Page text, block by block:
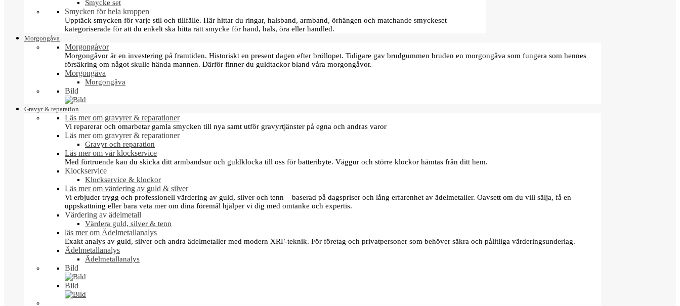
Smycke set
Smycken för hela kroppen
Upptäck smycken för varje stil och tillfälle. Här hittar du ringar, halsband, armband, örhängen och matchande smyckeset –
kategoriserade för att du enkelt ska hitta rätt smycke för hand, hals, öra eller handled.
Morgongåva
Morgongåvor
Morgongåvor är en investering på framtiden. Historiskt en present dagen efter bröllopet. Tidigare gav brudgummen bruden en morgongåva som fungera som hennes
försäkring om något skulle hända mannen. Därför finner du guldtackor bland våra morgongåvor.
Morgongåva
Morgongåva
Bild
Gravyr & reparation
Läs mer om gravyrer & reparationer
Vi reparerar och omarbetar gamla smycken till nya samt utför gravyrtjänster på egna och andras varor
Läs mer om gravyrer & reparationer
Gravyr och reparation
Läs mer om vår klockservice
Med förtroende kan du skicka ditt armbandsur och guldklocka till oss för batteribyte. Väggur och större klockor hämtas från ditt hem.
Klockservice
Klockservice & klockor
Läs mer om värdering av guld & silver
Vi erbjuder trygg och professionell värdering av guld, silver och tenn – baserad på dagspriser och lång erfarenhet av ädelmetaller. Oavsett om du vill sälja, få en
uppskattning eller bara veta mer om dina föremål hjälper vi dig med omtanke och expertis.
Värdering av ädelmetall
Värdera guld, silver & tenn
läs mer om Ädelmetallanalys
Exakt analys av guld, silver och andra ädelmetaller med modern XRF‑teknik. För företag och privatpersoner som behöver säkra och pålitliga värderingsunderlag.
Ädelmetallanalys
Ädelmetallanalys
Bild
Bild